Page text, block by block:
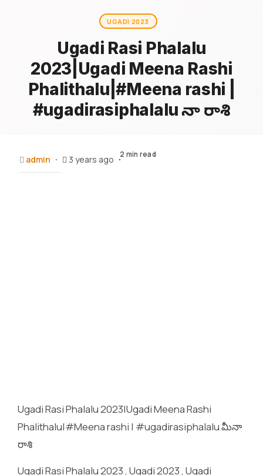
UGADI 2023
Ugadi Rasi Phalalu
2023|Ugadi Meena Rashi
Phalithalu|#Meena rashi |
#ugadirasiphalalu మీనా రాశి
admin 3 years ago 2 min read
Ugadi Rasi Phalalu 2023|Ugadi Meena Rashi
Phalithalu|#Meena rashi | #ugadirasiphalalu మీనా
రాశి
Ugadi Rasi Phalalu 2023 , Ugadi 2023 , Ugadi